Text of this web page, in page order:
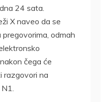
24 sata.
X naveo da se
pregovorima, odmah
čega će
razgovori na